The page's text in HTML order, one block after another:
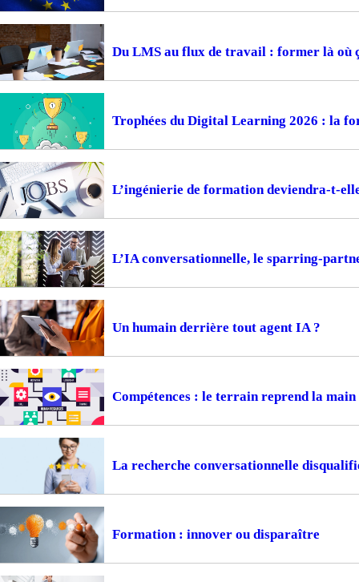
Du LMS au flux de travail : former là où
Trophées du Digital Learning 2026 : la
L’ingénierie de formation deviendra-t-
L’IA conversationnelle, le sparring-
Un humain derrière tout agent IA ?
Compétences : le terrain reprend la main
La recherche conversationnelle
Formation : innover ou disparaître